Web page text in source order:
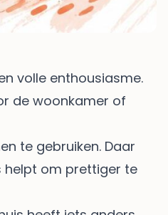
volle enthousiasme.
de woonkamer of
te gebruiken. Daar
helpt om prettiger te